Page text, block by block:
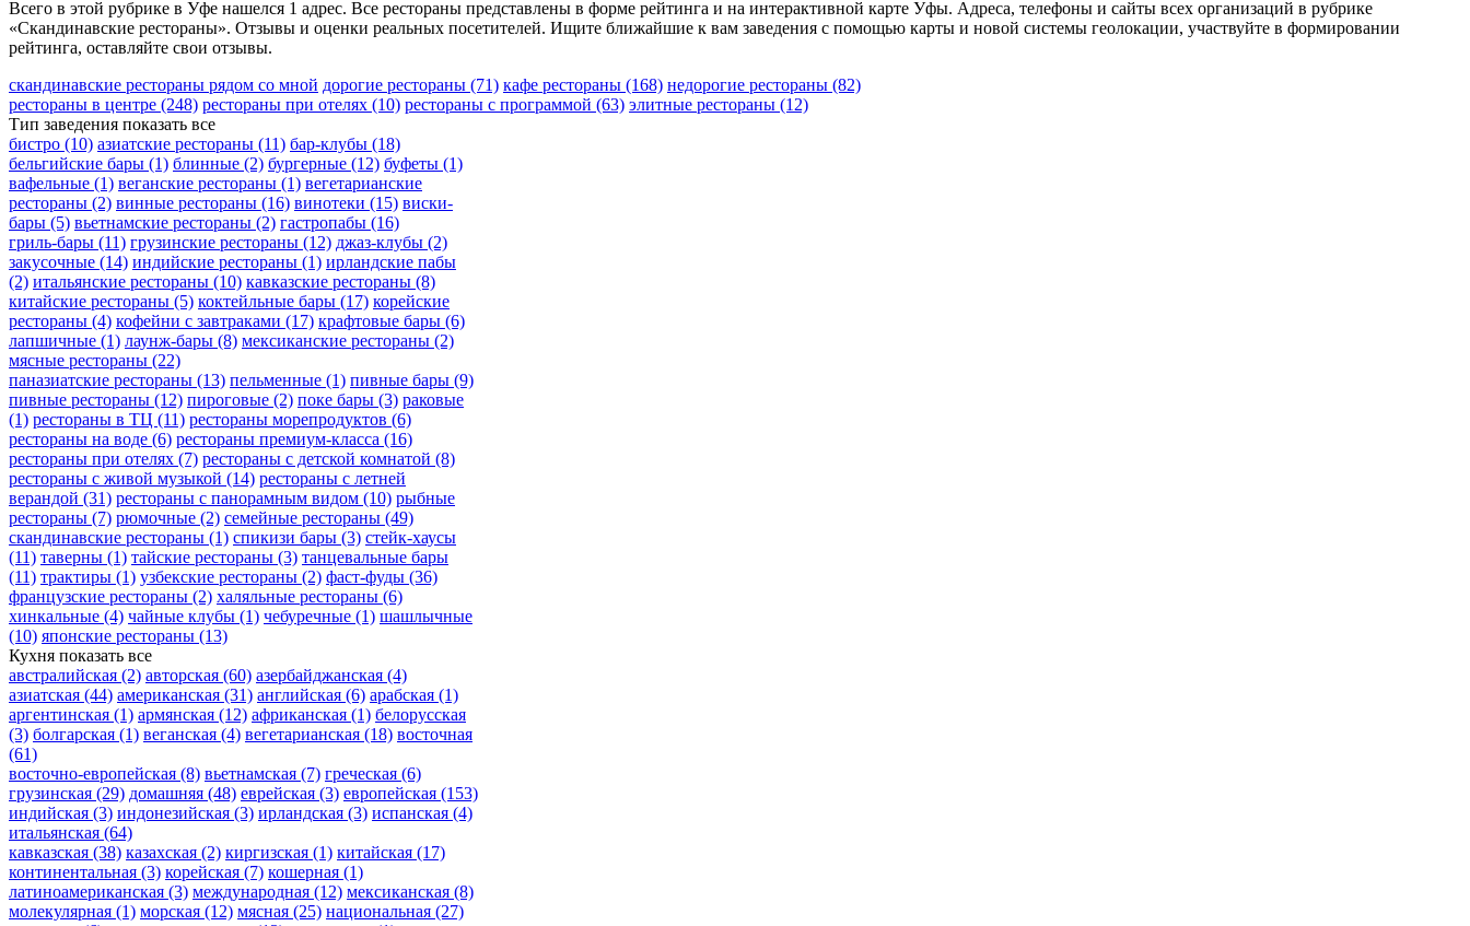
Всего в этой рубрике в Уфе нашелся 1 адрес. Все рестораны представлены в форме рейтинга и на интерактивной карте Уфы. Адреса, телефоны и сайты всех организаций в рубрике
«Скандинавские рестораны». Отзывы и оценки реальных посетителей. Ищите ближайшие к вам заведения с помощью карты и новой системы геолокации, участвуйте в формировании
рейтинга, оставляйте свои отзывы.
скандинавские рестораны рядом со мной дорогие рестораны (71) кафе рестораны (168) недорогие рестораны (82)
рестораны в центре (248) рестораны при отелях (10) рестораны с программой (63) элитные рестораны (12)
Тип заведения показать все
бистро (10) азиатские рестораны (11) бар-клубы (18)
бельгийские бары (1) блинные (2) бургерные (12) буфеты (1)
вафельные (1) веганские рестораны (1) вегетарианские
рестораны (2) винные рестораны (16) винотеки (15) виски-
бары (5) вьетнамские рестораны (2) гастропабы (16)
гриль-бары (11) грузинские рестораны (12) джаз-клубы (2)
закусочные (14) индийские рестораны (1) ирландские пабы
(2) итальянские рестораны (10) кавказские рестораны (8)
китайские рестораны (5) коктейльные бары (17) корейские
рестораны (4) кофейни с завтраками (17) крафтовые бары (6)
лапшичные (1) лаунж-бары (8) мексиканские рестораны (2)
мясные рестораны (22)
паназиатские рестораны (13) пельменные (1) пивные бары (9)
пивные рестораны (12) пироговые (2) поке бары (3) раковые
(1) рестораны в ТЦ (11) рестораны морепродуктов (6)
рестораны на воде (6) рестораны премиум-класса (16)
рестораны при отелях (7) рестораны с детской комнатой (8)
рестораны с живой музыкой (14) рестораны с летней
верандой (31) рестораны с панорамным видом (10) рыбные
рестораны (7) рюмочные (2) семейные рестораны (49)
скандинавские рестораны (1) спикизи бары (3) стейк-хаусы
(11) таверны (1) тайские рестораны (3) танцевальные бары
(11) трактиры (1) узбекские рестораны (2) фаст-фуды (36)
французские рестораны (2) халяльные рестораны (6)
хинкальные (4) чайные клубы (1) чебуречные (1) шашлычные
(10) японские рестораны (13)
Кухня показать все
австралийская (2) авторская (60) азербайджанская (4)
азиатская (44) американская (31) английская (6) арабская (1)
аргентинская (1) армянская (12) африканская (1) белорусская
(3) болгарская (1) веганская (4) вегетарианская (18) восточная
(61)
восточно-европейская (8) вьетнамская (7) греческая (6)
грузинская (29) домашняя (48) еврейская (3) европейская (153)
индийская (3) индонезийская (3) ирландская (3) испанская (4)
итальянская (64)
кавказская (38) казахская (2) киргизская (1) китайская (17)
континентальная (3) корейская (7) кошерная (1)
латиноамериканская (3) международная (12) мексиканская (8)
молекулярная (1) морская (12) мясная (25) национальная (27)